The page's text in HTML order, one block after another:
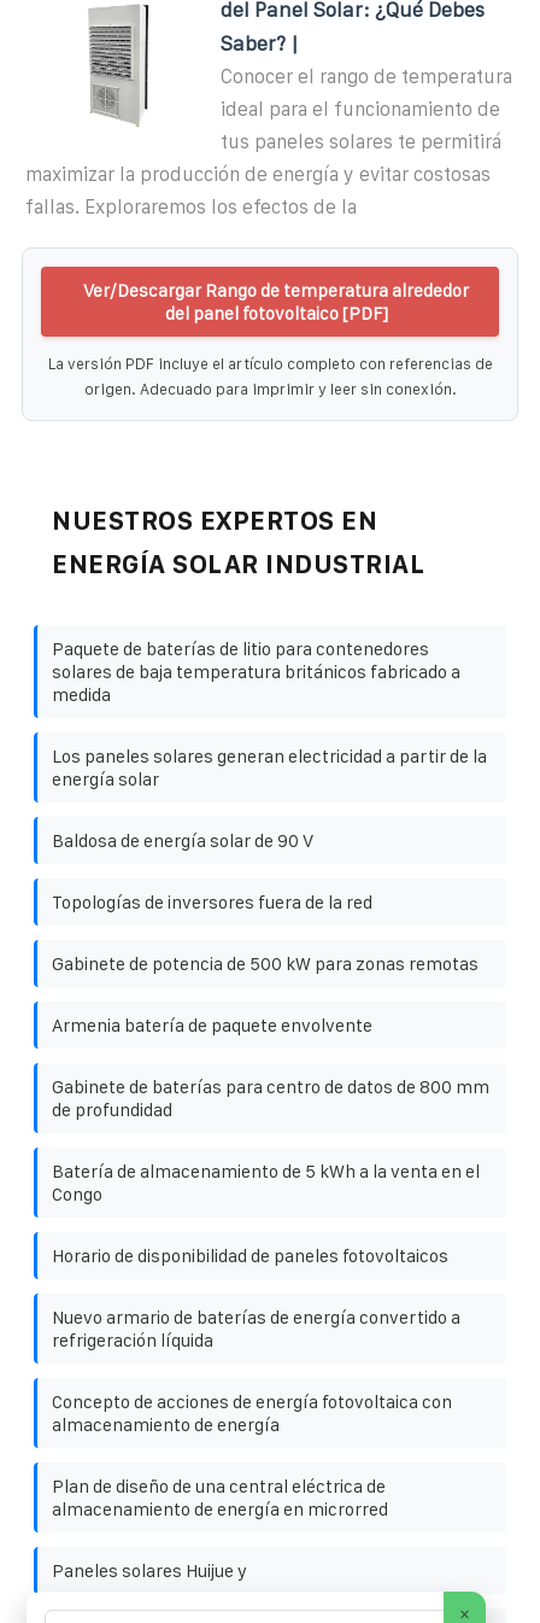
del Panel Solar: ¿Qué Debes
Saber? |
Conocer el rango de temperatura
ideal para el funcionamiento de
tus paneles solares te permitirá
maximizar la producción de energía y evitar costosas
fallas. Exploraremos los efectos de la
Ver/Descargar Rango de temperatura alrededor
del panel fotovoltaico [PDF]
La versión PDF incluye el artículo completo con referencias de
origen. Adecuado para imprimir y leer sin conexión.
NUESTROS EXPERTOS EN
ENERGÍA SOLAR INDUSTRIAL
Paquete de baterías de litio para contenedores
solares de baja temperatura británicos fabricado a
medida
Los paneles solares generan electricidad a partir de la
energía solar
Baldosa de energía solar de 90 V
Topologías de inversores fuera de la red
Gabinete de potencia de 500 kW para zonas remotas
Armenia batería de paquete envolvente
Gabinete de baterías para centro de datos de 800 mm
de profundidad
Batería de almacenamiento de 5 kWh a la venta en el
Congo
Horario de disponibilidad de paneles fotovoltaicos
Nuevo armario de baterías de energía convertido a
refrigeración líquida
Concepto de acciones de energía fotovoltaica con
almacenamiento de energía
Plan de diseño de una central eléctrica de
almacenamiento de energía en microrred
Paneles solares Huijue y
×